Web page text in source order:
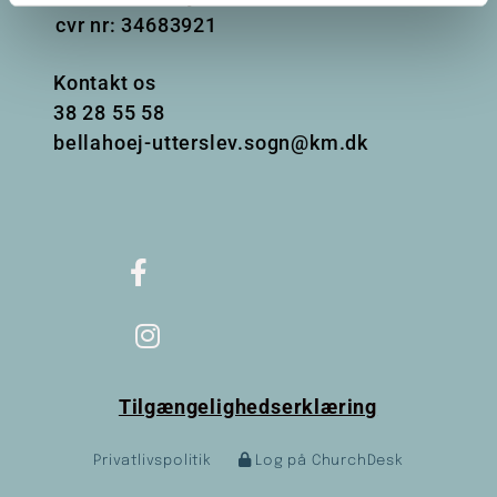
cvr nr: 34683921
Kontakt os
38 28 55 58
bellahoej-utterslev.sogn@km.dk
Tilgængelighedserklæring
Privatlivspolitik Log på ChurchDesk